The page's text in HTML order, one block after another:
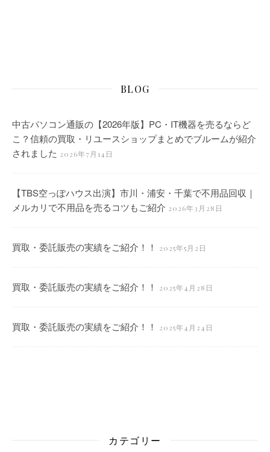
BLOG
中古パソコン通販の【2026年版】PC・IT機器を売るならど
こ？信頼の買取・リユースショップまとめでブルームが紹介
されました 2026年7月14日
【TBS空っぽハウス出演】市川・浦安・千葉で不用品回収｜
メルカリで不用品を売るコツもご紹介 2026年3月28日
買取・委託販売の実績をご紹介！！ 2025年5月2日
買取・委託販売の実績をご紹介！！ 2025年4月28日
買取・委託販売の実績をご紹介！！ 2025年4月24日
カテゴリー